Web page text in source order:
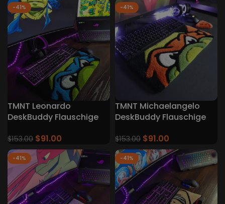
-41%
TMNT Leonardo
DeskBuddy Flauschige
$153.00 $91.00
-41%
TMNT Michaelangelo
DeskBuddy Flauschige
$153.00 $91.00
-41% -41%